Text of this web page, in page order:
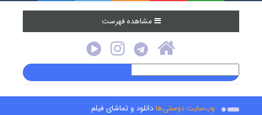
مشاهده فهرست
وب‌سایت دوستی‌هادانلود و تماشای فیلم